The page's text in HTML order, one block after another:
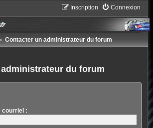
Connexion
Inscription
Contacter un administrateur du forum
du forum
courriel :